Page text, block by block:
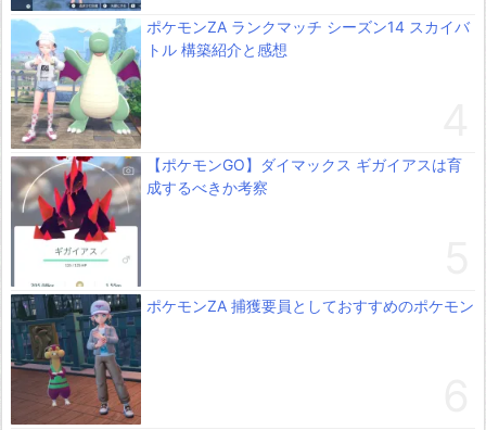
ポケモンZA ランクマッチ シーズン14 スカイバ
トル 構築紹介と感想
【ポケモンGO】ダイマックス ギガイアスは育
成するべきか考察
ポケモンZA 捕獲要員としておすすめのポケモン